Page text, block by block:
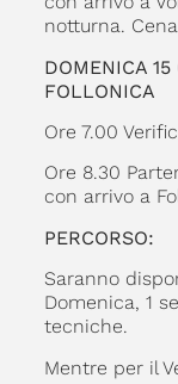
notturna.
DOMENICA
FOLLONICA
Ore 7.00
Ore 8.30
con arrivo a
PERCORSO:
Saranno
Domenica, 1
tecniche.
Mentre per il